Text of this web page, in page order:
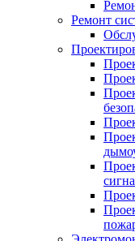
Ремонт